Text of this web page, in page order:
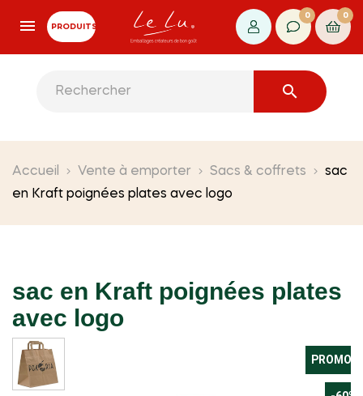
PRODUITS
0 0

Accueil Vente à emporter Sacs & coffrets
sac
en Kraft poignées plates avec logo
sac en Kraft poignées plates
avec logo
PROMO !